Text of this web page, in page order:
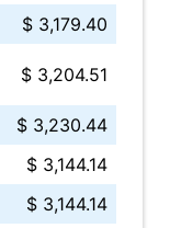
$ 3,179.40
$ 3,204.51
$ 3,230.44
$ 3,144.14
$ 3,144.14